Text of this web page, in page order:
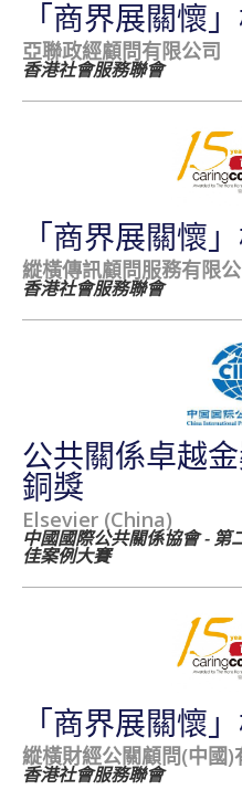
「商界展關懷
亞聯政經顧問有限公司
香港社會服務聯會
「商界展關懷
縱橫傳訊顧問服務有限
香港社會服務聯會
公共關係卓越
銅獎
Elsevier (China)
中國國際公共關係協會 - 第
佳案例大賽
「商界展關懷
縱橫財經公關顧問(中國)
香港社會服務聯會